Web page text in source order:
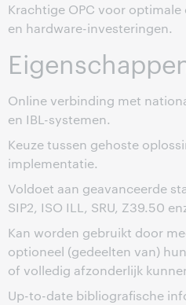
Krachtige OPC voor
en hardware-investeringen.
Online verbinding met
en IBL-systemen.
Keuze tussen gehoste
implementatie.
Voldoet aan geavanceerde
SIP2, ISO ILL, SRU, Z39.50
Kan worden gebruikt door
optioneel (gedeelten van)
of volledig afzonderlijk
Up-to-date bibliografische